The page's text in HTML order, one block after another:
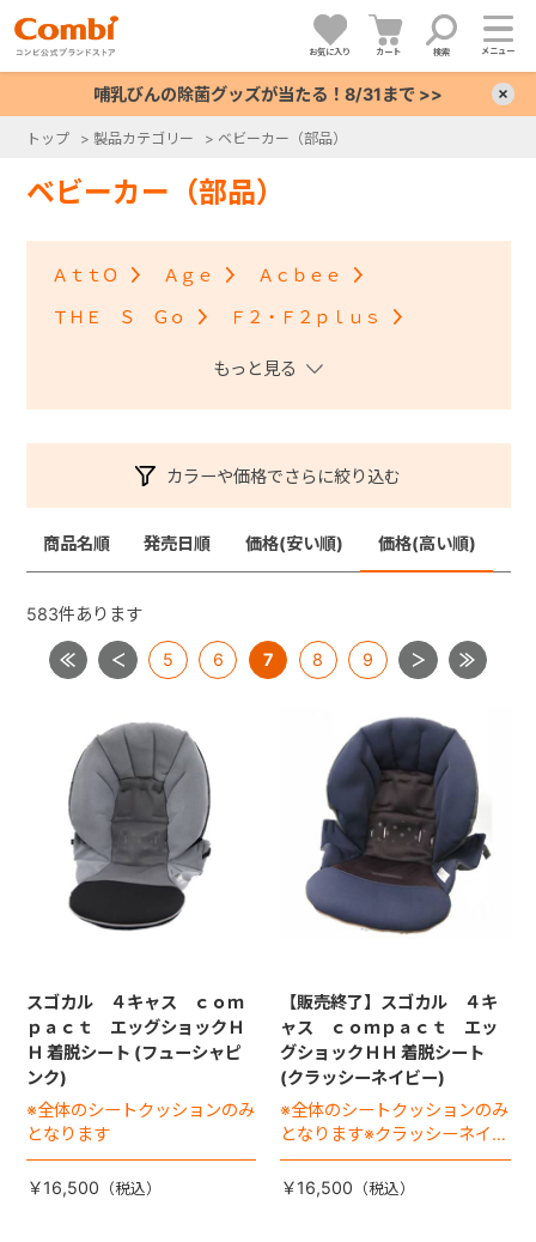
お気に入り カート 検索 メニュー
哺乳びんの除菌グッズが当たる！8/31まで >>
トップ > 製品カテゴリー > ベビーカー（部品）
ベビーカー（部品）
ＡｔｔＯ Ａｇｅ Ａｃｂｅｅ
ＴＨＥ Ｓ Ｇｏ Ｆ２・Ｆ２ｐｌｕｓ
アンブレッタ４キャス クロスゴー
スルーラー スゴカルminimo ツインスピン
メチャカルハンディ・メチャカルハンディα
メチャカーゴＩＧ メチャライト ラベリタ
ロングフィット４８
【共通部品】差し込みバックル・腰バックル・肩バック
ル
【共通部品】ショルダーストラップ
【共通部品】ダッコシート・エッグショックパッド
【共通部品】幌クリップ・リクライニングバックル・ヘ
ッドレストプレート
カラーや価格でさらに絞り込む
商品名順 発売日順 価格(安い順) 価格(高い順)
583件あります
5 6 7 8 9
スゴカル ４キャス ｃｏｍ
ｐａｃｔ エッグショックＨ
Ｈ 着脱シート (フューシャピ
ンク)
※全体のシートクッションのみ
となります
￥16,500
【販売終了】スゴカル ４キ
ャス ｃｏｍｐａｃｔ エッ
グショックＨＨ 着脱シート
(クラッシーネイビー)
※全体のシートクッションのみ
となります※クラッシーネイビ
ー・シリウスネイビーに適応
￥16,500